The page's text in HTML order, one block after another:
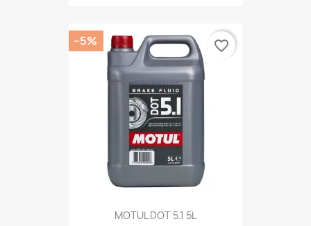
MOTUL DOT 5.1 5L
−5% favorite_border